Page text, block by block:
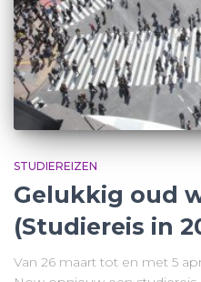
STUDIEREIZEN
Gelukkig oud
(Studiereis in
Van 26 maart tot en met 5